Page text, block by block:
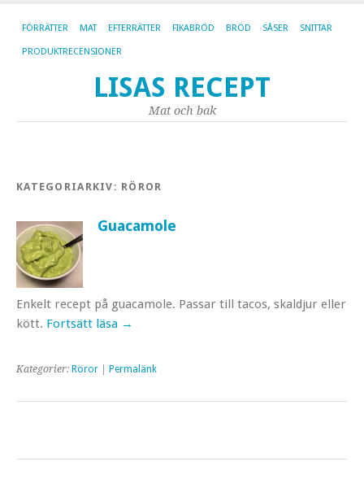
FÖRRÄTTER MAT EFTERRÄTTER FIKABRÖD BRÖD SÅSER SNITTAR
PRODUKTRECENSIONER
LISAS RECEPT
Mat och bak
KATEGORIARKIV: RÖROR
Guacamole
Enkelt recept på guacamole. Passar till tacos, skaldjur eller
kött. Fortsätt läsa →
Kategorier: Röror Permalänk